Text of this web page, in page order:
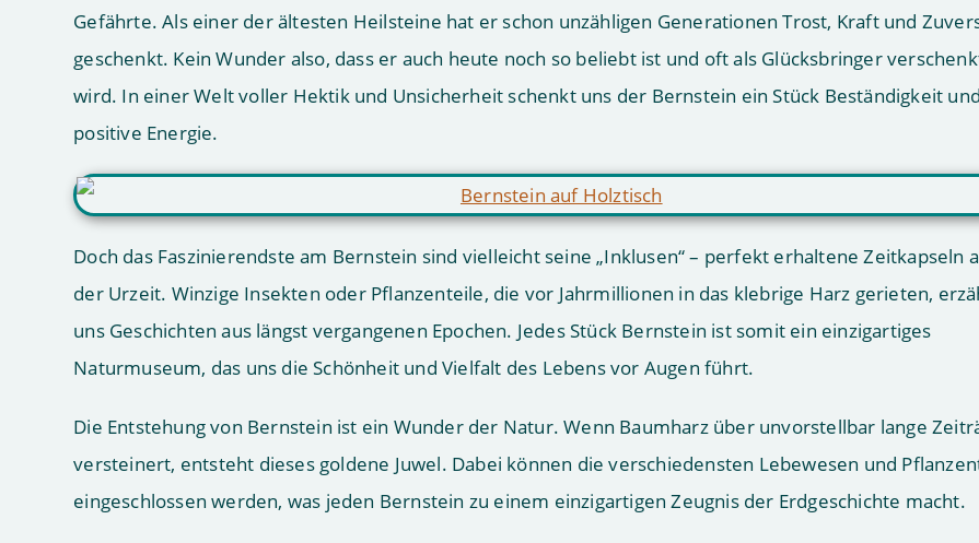
Gefährte. Als einer der ältesten Heilsteine hat er schon unzähligen Generationen Trost, Kraft und
geschenkt. Kein Wunder also, dass er auch heute noch so beliebt ist und oft als Glücksbringer
wird. In einer Welt voller Hektik und Unsicherheit schenkt uns der Bernstein ein Stück Beständigkeit und
positive Energie.
Doch das Faszinierendste am Bernstein sind vielleicht seine „Inklusen“ – perfekt erhaltene Zeitkapseln
der Urzeit. Winzige Insekten oder Pflanzenteile, die vor Jahrmillionen in das klebrige Harz gerieten,
uns Geschichten aus längst vergangenen Epochen. Jedes Stück Bernstein ist somit ein einzigartiges
Naturmuseum, das uns die Schönheit und Vielfalt des Lebens vor Augen führt.
Die Entstehung von Bernstein ist ein Wunder der Natur. Wenn Baumharz über unvorstellbar lange
versteinert, entsteht dieses goldene Juwel. Dabei können die verschiedensten Lebewesen und
eingeschlossen werden, was jeden Bernstein zu einem einzigartigen Zeugnis der Erdgeschichte macht.